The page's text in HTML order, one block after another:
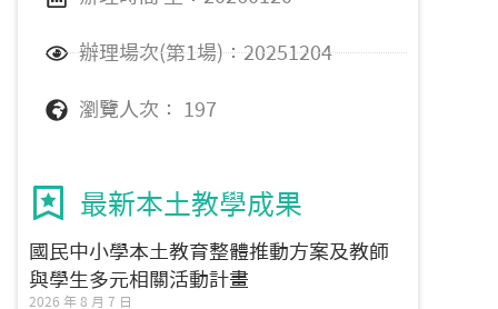
辦理場次(第1場)：20251204
瀏覽人次： 197
最新本土教學成果
國民中小學本土教育整體推動方案及教師
與學生多元相關活動計畫
2026 年 8 月 7 日